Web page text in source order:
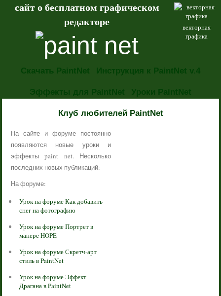
векторная
графика
сайт о бесплатном графическом
редакторе
Скачать PaintNet Инструкция к PaintNet v.4
Эффекты для PaintNet Уроки PaintNet
Клуб любителей PaintNet
На сайте и форуме постоянно
появляются новые уроки и
эффекты paint net. Несколько
последних новых публикаций:
На форуме:
Урок на форуме Как добавить
снег на фотографию
Урок на форуме Портрет в
манере HOPE
Урок на форуме Скретч-арт
стиль в PaintNet
Урок на форуме Эффект
Драгана в PaintNet